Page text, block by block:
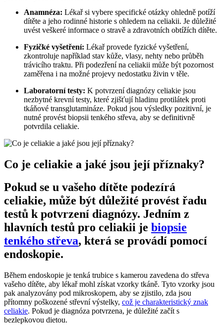
Anamnéza: Lékař si⁤ vybere specifické otázky⁢ ohledně potíží⁤
dítěte a ‍jeho rodinné historie s ⁢ohledem na ⁣celiakii. Je důležité⁤
uvést ⁤veškeré ⁢informace o stravě⁢ a zdravotních ​obtížích ​dítěte.
Fyzičké vyšetření: Lékař provede fyzické⁣ vyšetření,
zkontroluje například stav kůže, vlasy,‌ nehty nebo průběh
trávicího ⁣traktu. Při podezření na⁣ celiakii‌ může být pozornost
zaměřena i na ​možné projevy⁣ nedostatku živin v těle.
Laboratorní testy: K⁢ potvrzení diagnózy celiakie jsou
⁢nezbytné krevní testy, které zjišťují‍ hladinu ⁣protilátek ⁣proti
⁢tkáňové ‌transglutamináze. Pokud ​jsou ‌výsledky pozitivní, je‌
nutné ‍provést biopsii⁣ tenkého ‍střeva, aby se definitivně
potvrdila celiakie.
Co⁣ je celiakie a jaké‌ jsou ⁢její příznaky?
Pokud se u vašeho dítěte podezírá
celiakie,​ může být ⁢důležité⁢ provést řadu
testů k potvrzení diagnózy. Jedním z
hlavních‍ testů pro⁣ celiakii je ​ biopsie
tenkého střeva,‍ která se provádí pomocí
endoskopie.
Během endoskopie ⁤je ​tenká ⁤trubice s kamerou‍ zavedena ⁢do střeva
⁤vašeho dítěte, ‍aby ⁢lékař‌ mohl získat⁣ vzorky​ tkáně. Tyto⁢ vzorky ‌jsou
pak analyzovány⁣ pod mikroskopem, aby se zjistilo, zda jsou
přítomny poškozené střevní výstelky, což je charakteristický znak
celiakie. Pokud je ‌diagnóza potvrzena, je ⁤důležité ⁣začít s‌
bezlepkovou dietou.